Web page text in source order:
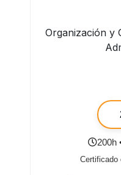
Organización y
200h
Certificado